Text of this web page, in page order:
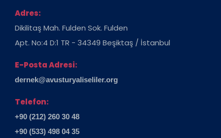
Adres:
Dikilitaş Mah. Fulden Sok. Fulden
Apt. No:4 D:1 TR - 34349 Beşiktaş / İstanbul
E-Posta Adresi:
dernek@avusturyaliseliler.org
Telefon:
+90 (212) 260 30 48
+90 (533) 498 04 35